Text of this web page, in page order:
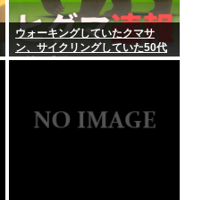
ウォーキングしていたクマサ
ン、サイクリングしていた50代
女性に遭遇